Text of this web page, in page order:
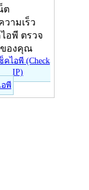
ต
วามเร็ว
อพี ตรวจ
ของคุณ
อพี